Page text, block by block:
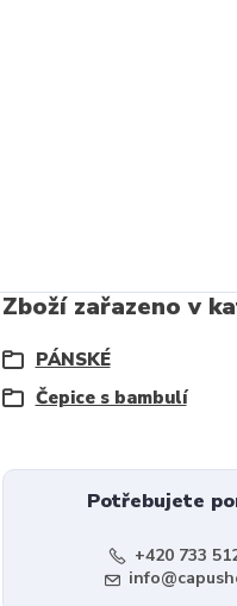
Zboží zařazeno v
PÁNSKÉ
Čepice s bambulí
Potřebujete
+420 733